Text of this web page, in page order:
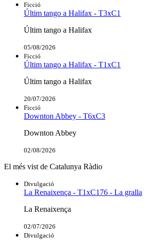
Ficció
Últim tango a Halifax - T3xC1
Últim tango a Halifax
05/08/2026
Ficció
Últim tango a Halifax - T1xC1
Últim tango a Halifax
20/07/2026
Ficció
Downton Abbey - T6xC3
Downton Abbey
02/08/2026
El més vist de Catalunya Ràdio
Divulgació
La Renaixença - T1xC176 - La gralla
La Renaixença
02/07/2026
Divulgació